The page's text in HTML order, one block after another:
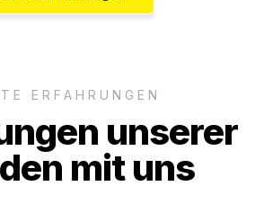
ERFAHRUNGEN
unserer
mit uns